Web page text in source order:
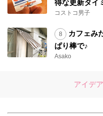
得な更新タイ
コストコ男子
カフェみ
ぱり棒で♪
Asako
アイデ